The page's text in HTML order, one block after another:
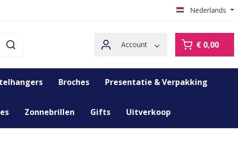
Nederlands
Account € 0,00
Broches Presentatie & Verpakking
Zonnebrillen Gifts Uitverkoop